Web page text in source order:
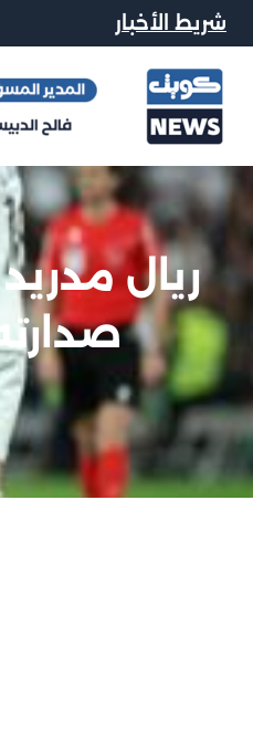
شريط الأخبار